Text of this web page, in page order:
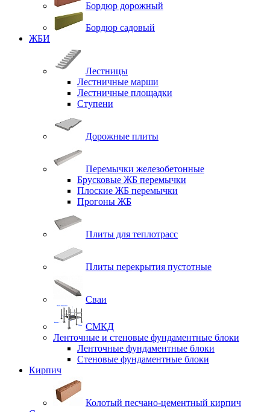
Бордюр дорожный
Бордюр садовый
ЖБИ
Лестницы
Лестничные марши
Лестничные площадки
Ступени
Дорожные плиты
Перемычки железобетонные
Брусковые ЖБ перемычки
Плоские ЖБ перемычки
Прогоны ЖБ
Плиты для теплотрасс
Плиты перекрытия пустотные
Сваи
СМКД
Ленточные и стеновые фундаментные блоки
Ленточные фундаментные блоки
Стеновые фундаментные блоки
Кирпич
Колотый песчано-цементный кирпич